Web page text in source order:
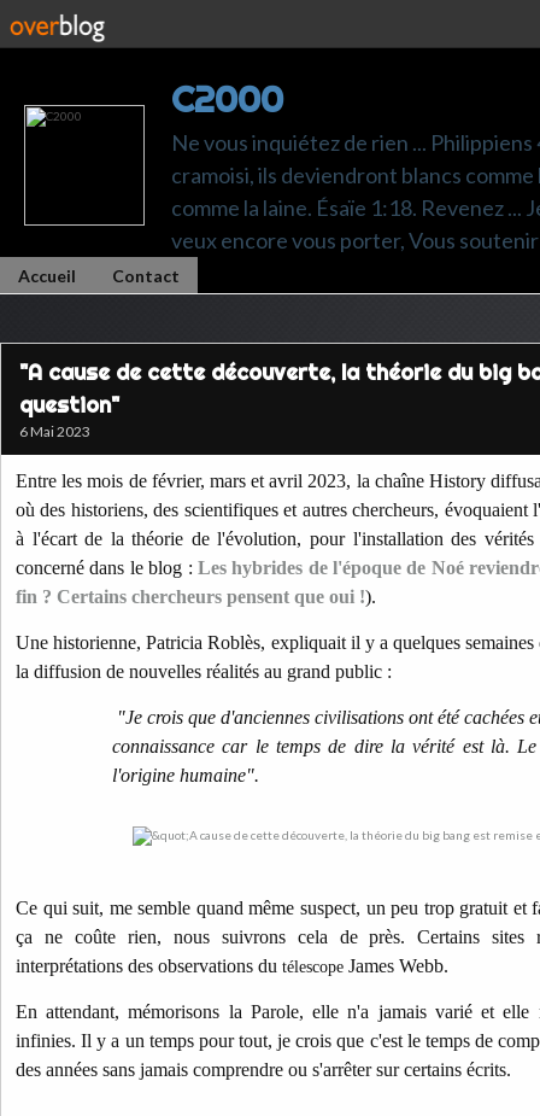
C2000
Ne vous inquiétez de rien ...
cramoisi, ils deviendront blancs
comme la laine. Ésaïe 1:18. Revenez
veux encore vous porter, Vous
Accueil Contact
"A cause de cette découverte, la théorie du big
question"
6 Mai 2023
Entre les mois de février, mars et avril 2023, la chaîne History
où des historiens, des scientifiques et autres chercheurs, évoquaient
à l'écart de la théorie de l'évolution, pour l'installation des
concerné dans le blog : Les hybrides de l'époque de Noé
fin ? Certains chercheurs pensent que oui !).
Une historienne, Patricia Roblès, expliquait il y a quelques
la diffusion de nouvelles réalités au grand public :
"Je crois que d'anciennes civilisations ont été cachées
connaissance car le temps de dire la vérité est là.
l'origine humaine".
Ce qui suit, me semble quand même suspect, un peu trop gratuit et
ça ne coûte rien, nous suivrons cela de près. Certains sites
interprétations des observations du télescope James Webb.
En attendant, mémorisons la Parole, elle n'a jamais varié et elle
infinies. Il y a un temps pour tout, je crois que c'est le temps de
des années sans jamais comprendre ou s'arrêter sur certains écrits.